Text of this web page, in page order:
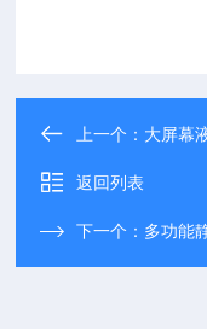
上一个： 大屏幕
返回列表
下一个： 多功能